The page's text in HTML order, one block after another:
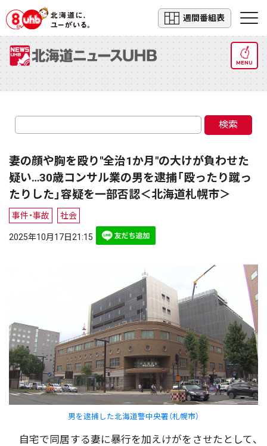
週間番組表
MENU
検索
妻の顔や胸を殴り"全治1か月"の大けが負わせた
疑い…30歳コンサル業の男を逮捕「殴ったり蹴っ
たりした」容疑を一部否認＜北海道札幌市＞
事件・事故 社会
2025年10月17日21:15
男を逮捕した北海道警中央署（札幌市）
自宅で同居する妻に暴行を加えけがをさせたとして、